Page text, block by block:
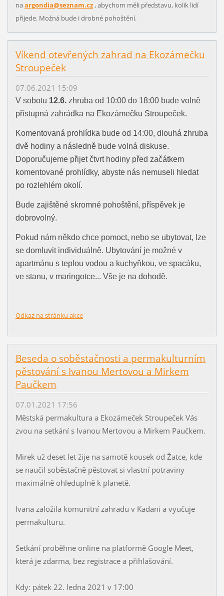
na argondia@seznam.cz, abychom měli představu, kolik lidí
přijede. Možná bude i drobné pohoštění.
Víkend otevřených zahrad na Ekozámečku
Stroupeček
07.06.2021 15:09
V sobotu 12.6.zhruba od 10:00 do 18:00 bude volně
přístupná zahrádka na Ekozámečku Stroupeček.
Komentovaná prohlídka bude od 14:00, dlouhá zhruba
dvě hodiny a následně bude volná diskuse.
Doporučujeme přijet čtvrt hodiny před začátkem
komentované prohlídky, abyste nás nemuseli hledat
po rozlehlém okolí.
Bude zajištěné skromné pohoštění, příspěvek je
dobrovolný.
Pokud nám někdo chce pomoct, nebo se ubytovat, lze
se domluvit individuálně. Ubytování je možné v
apartmánu s teplou vodou a kuchyňkou, ve spacáku,
ve stanu, v maringotce... Vše je na dohodě.
Odkaz na stránku akce
Beseda o soběstačnosti a permakulturním
pěstování s Ivanou Mertovou a Mirkem
Paučkem
07.01.2021 17:56
Městská permakultura a Ekozámeček Stroupeček Vás
zvou na setkání s Ivanou Mertovou a Mirkem Paučkem.
Mirek už deset let žije na samotě kousek od Žatce, kde
se naučil soběstačně pěstovat si vlastní potraviny
maximálně ohleduplně k planetě.
Ivana založila komunitní zahradu v Kadani a vyučuje
permakulturu.
Setkání proběhne online na platformě Google Meet,
která je zdarma, bez registrace a přihlašování.
Kdy: pátek 22. ledna 2021 v 17:00